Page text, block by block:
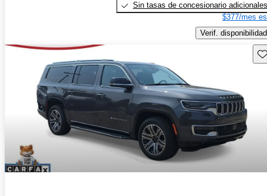
Sin tasas de concesionario adicionales
$377/mes
Verif. disponibilidad